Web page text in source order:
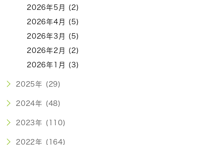
2026年5月 (2)
2026年4月 (5)
2026年3月 (5)
2026年2月 (2)
2026年1月 (3)
2025年 (29)
2024年 (48)
2023年 (110)
2022年 (164)